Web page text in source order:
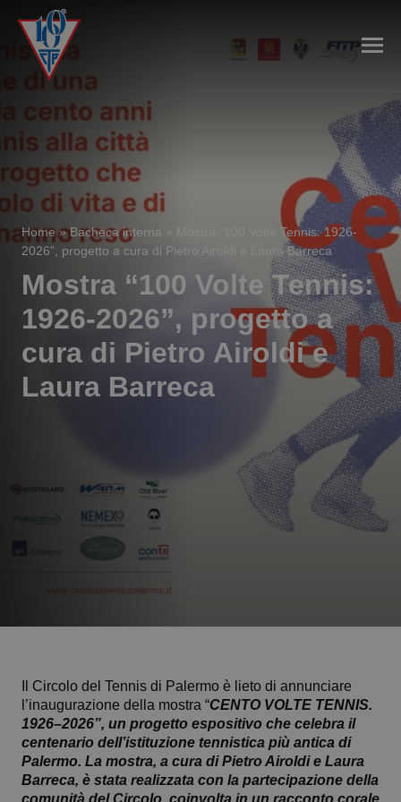
Home»Bacheca interna » Mostra “100 Volte Tennis: 1926-
2026”, progetto a cura di Pietro Airoldi e Laura Barreca
Mostra “100 Volte Tennis:
1926-2026”, progetto a
cura di Pietro Airoldi e
Laura Barreca
Il Circolo del Tennis di Palermo è lieto di annunciare
l’inaugurazione della mostra “CENTO VOLTE TENNIS.
1926–2026”, un progetto espositivo che celebra il
centenario dell’istituzione tennistica più antica di
Palermo. La mostra, a cura di Pietro Airoldi e Laura
Barreca, è stata realizzata con la partecipazione della
comunità del Circolo, coinvolta in un racconto corale